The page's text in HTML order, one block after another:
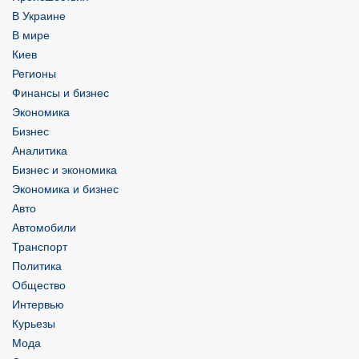
В Украине
В мире
Киев
Регионы
Финансы и бизнес
Экономика
Бизнес
Аналитика
Бизнес и экономика
Экономика и бизнес
Авто
Автомобили
Транспорт
Политика
Общество
Интервью
Курьезы
Мода